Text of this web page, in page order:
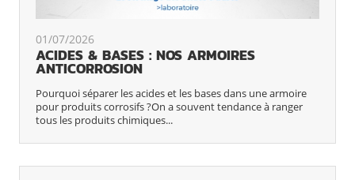
01/07/2026
ACIDES & BASES : NOS ARMOIRES
ANTICORROSION
Pourquoi séparer les acides et les bases dans une armoire
pour produits corrosifs ?On a souvent tendance à ranger
tous les produits chimiques...